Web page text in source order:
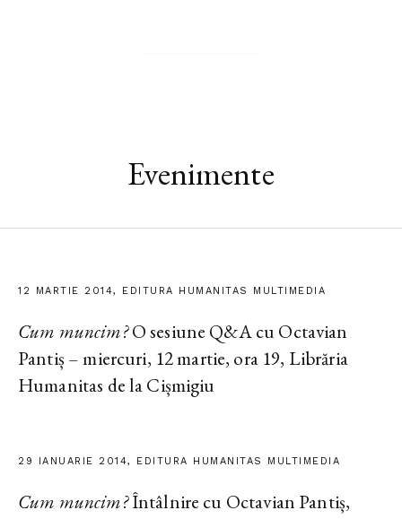
Evenimente
12 MARTIE 2014, EDITURA HUMANITAS MULTIMEDIA
Cum muncim?O sesiune Q&A cu Octavian
Pantiș – miercuri, 12 martie, ora 19, Librăria
Humanitas de la Cișmigiu
29 IANUARIE 2014, EDITURA HUMANITAS MULTIMEDIA
Cum muncim?Întâlnire cu Octavian Pantiș,